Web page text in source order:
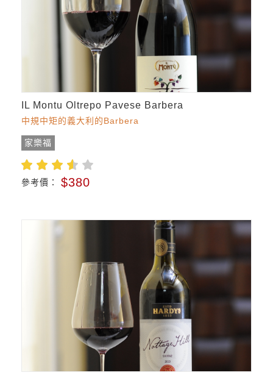
IL Montu Oltrepo Pavese Barbera
中規中矩的義大利的Barbera
家樂福
參考價： $380